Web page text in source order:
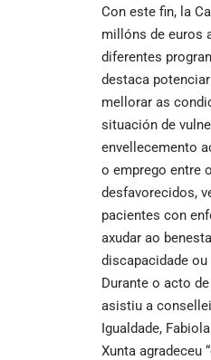
Con este fin, la
millóns de euros
diferentes
destaca
mellorar as
situación de
envellecemento
o emprego entre
desfavorecidos,
pacientes con
axudar ao
discapacidade
Durante o acto
asistiu a
Igualdade,
Xunta agradeceu